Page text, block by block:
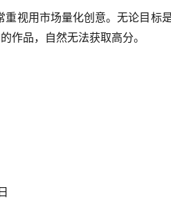
视用市场量化创意。无论目标
作品，自然无法获取高分。